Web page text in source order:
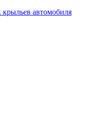
крыльев автомобиля